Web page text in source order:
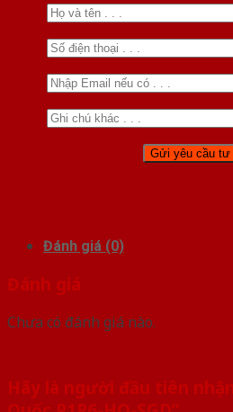
Đánh giá (0)
Đánh giá
Chưa có đánh giá nào.
Hãy là người đầu tiên